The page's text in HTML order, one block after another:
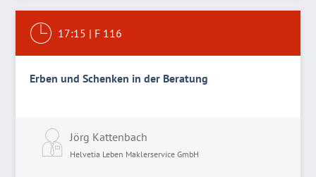
17:15 | F 116
Erben und Schenken in der Beratung
Jörg Kattenbach
Helvetia Leben Maklerservice GmbH